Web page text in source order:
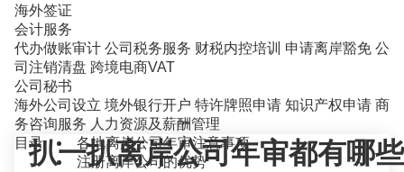
海外签证
会计服务
代办做账审计 公司税务服务 财税内控培训 申请离岸豁免 公
司注销清盘 跨境电商VAT
公司秘书
海外公司设立 境外银行开户 特许牌照申请 知识产权申请 商
务咨询服务 人力资源及薪酬管理
扒一扒离岸公司年审都有哪些
目录
各地离岸公司年审注意事项
注册离岸公司的优势